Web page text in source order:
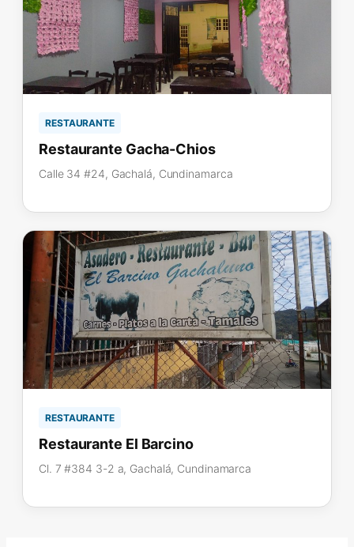
RESTAURANTE
Restaurante Gacha-Chios
Calle 34 #24, Gachalá, Cundinamarca
RESTAURANTE
Restaurante El Barcino
Cl. 7 #384 3-2 a, Gachalá, Cundinamarca